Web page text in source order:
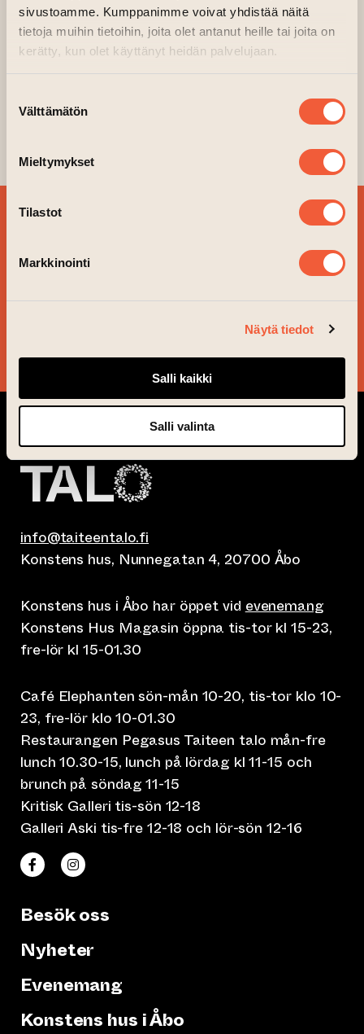
sivustoamme. Kumppanimme voivat yhdistää näitä
tietoja muihin tietoihin, joita olet antanut heille tai joita on
kerätty, kun olet käyttänyt heidän palvelujaan.
valinta
Välttämätön
Mieltymykset
Tilastot
Markkinointi
Näytä tiedot
Salli kaikki
Salli valinta
Glowing Birds är den andra konstverk av
Jukka Hakanen på konstväggen.
Konstverken är gjort med fluorescerande
Konstväggens nyaste konstverk kan ses tills
BESTÄLL VÅRT
FÖLJ VAD SOM ÄR PÅ
GÅNG!
info@taiteentalo.fi
Konstens hus, Nunnegatan 4, 20700 Åbo
Konstens hus i Åbo har öppet vid evenemang
Konstens Hus Magasin öppna tis-tor kl 15-23,
fre-lör kl 15-01.30
Café Elephanten sön-mån 10-20, tis-tor klo 10-
23, fre-lör klo 10-01.30
Restaurangen Pegasus Taiteen talo mån-fre
lunch 10.30-15, lunch på lördag kl 11-15 och
brunch på söndag 11-15
Kritisk Galleri tis-sön 12-18
Galleri Aski tis-fre 12-18 och lör-sön 12-16
Taiteen talo Facebookissa
(leder till annan webbtjänst)
Taiteen talo Instagramissa
(leder till annan webbtjänst)
Besök oss
Nyheter
Evenemang
Konstens hus i Åbo